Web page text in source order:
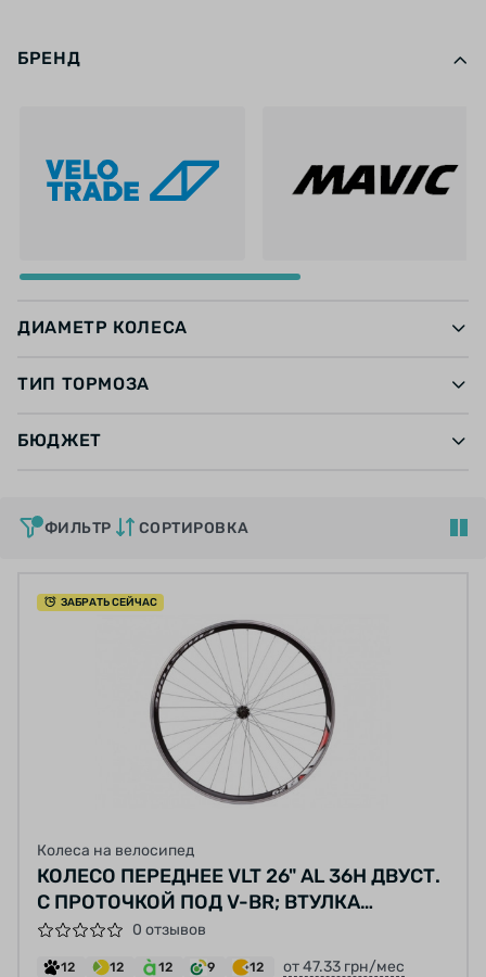
БРЕНД
ДИАМЕТР КОЛЕСА
ТИП ТОРМОЗА
БЮДЖЕТ
ФИЛЬТР СОРТИРОВКА
ЗАБРАТЬ СЕЙЧАС
Колеса на велосипед
КОЛЕСО ПЕРЕДНЕЕ VLT 26" AL 36H ДВУСТ.
С ПРОТОЧКОЙ ПОД V-BR; ВТУЛКА
SHUNFENG SF-HB03F ЧЕРН. НА ГАЙКАХ
(ПОВРЕЖДЕНИЕ ЛКП)
0 отзывов
12 12 12 9 12 от 47.33 грн/мес